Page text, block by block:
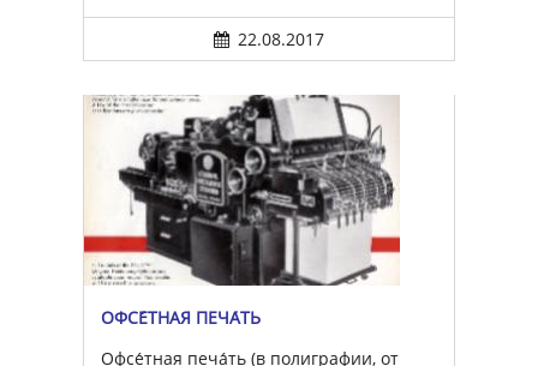
22.08.2017
ОФСЕ́ТНАЯ ПЕЧА́ТЬ
Офсе́тная печа́ть (в полиграфии, от